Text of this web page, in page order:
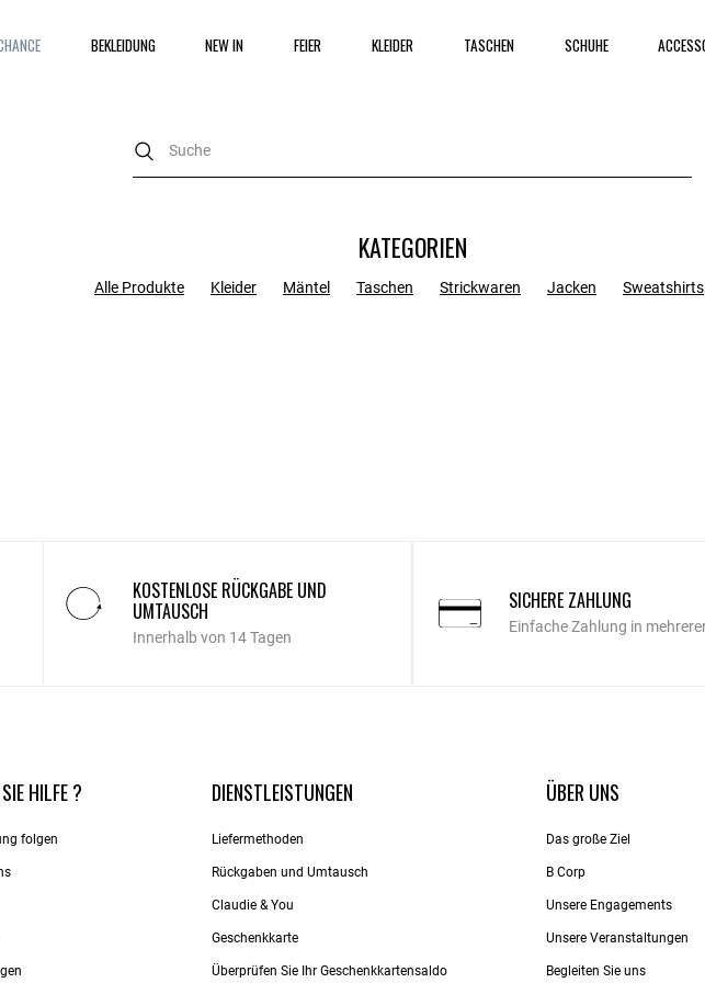
BEKLEIDUNG NEW IN FEIER KLEIDER TASCHEN SCHUHE
KATEGORIEN
Alle Produkte Kleider Mäntel Taschen Strickwaren Jacken Sweatshirts
KOSTENLOSE RÜCKGABE UND
UMTAUSCH
Innerhalb von 14 Tagen
SICHERE ZAHLUNG
Einfache Zahlung in
HILFE ?
folgen
DIENSTLEISTUNGEN
Liefermethoden
Rückgaben und Umtausch
Claudie & You
Geschenkkarte
Überprüfen Sie Ihr Geschenkkartensaldo
ÜBER UNS
Das große Ziel
B Corp
Unsere Engagements
Unsere Veranstaltungen
Begleiten Sie uns